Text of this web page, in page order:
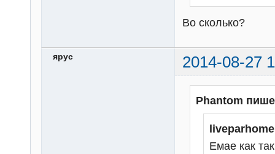
Во сколько?
ярус 2014-08-27
Phantom
Емае как